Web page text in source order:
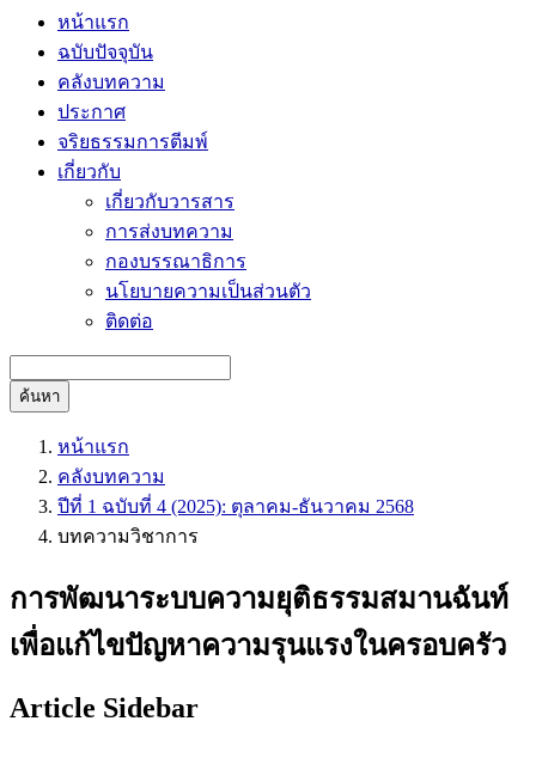
หน้าแรก
ฉบับปัจจุบัน
คลังบทความ
ประกาศ
จริยธรรมการตีมพ์
เกี่ยวกับ
เกี่ยวกับวารสาร
การส่งบทความ
กองบรรณาธิการ
นโยบายความเป็นส่วนตัว
ติดต่อ
ค้นหา
หน้าแรก
คลังบทความ
ปีที่ 1 ฉบับที่ 4 (2025): ตุลาคม-ธันวาคม 2568
บทความวิชาการ
การพัฒนาระบบความยุติธรรมสมานฉันท์
เพื่อแก้ไขปัญหาความรุนแรงในครอบครัว
Article Sidebar